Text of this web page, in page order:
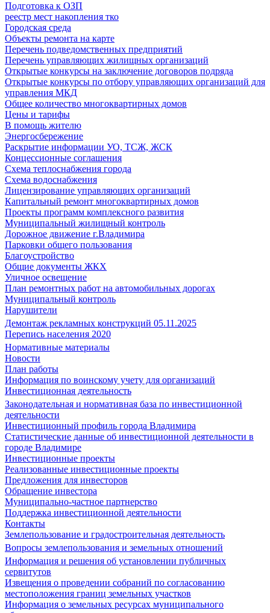
Подготовка к ОЗП
реестр мест накопления тко
Городская среда
Объекты ремонта на карте
Перечень подведомственных предприятий
Перечень управляющих жилищных организаций
Открытые конкурсы на заключение договоров подряда
Открытые конкурсы по отбору управляющих организаций для
управления МКД
Общее количество многоквартирных домов
Цены и тарифы
В помощь жителю
Энергосбережение
Раскрытие информации УО, ТСЖ, ЖСК
Концессионные соглашения
Схема теплоснабжения города
Схема водоснабжения
Лицензирование управляющих организаций
Капитальный ремонт многоквартирных домов
Проекты программ комплексного развития
Муниципальный жилищный контроль
Дорожное движение г.Владимира
Парковки общего пользования
Благоустройство
Общие документы ЖКХ
Уличное освещение
План ремонтных работ на автомобильных дорогах
Муниципальный контроль
Нарушители
Демонтаж рекламных конструкций 05.11.2025
Перепись населения 2020
Нормативные материалы
Новости
План работы
Информация по воинскому учету для организаций
Инвестиционная деятельность
Законодательная и нормативная база по инвестиционной
деятельности
Инвестиционный профиль города Владимира
Статистические данные об инвестиционной деятельности в
городе Владимире
Инвестиционные проекты
Реализованные инвестиционные проекты
Предложения для инвесторов
Обращение инвестора
Муниципально-частное партнерство
Поддержка инвестиционной деятельности
Контакты
Землепользование и градостроительная деятельность
Вопросы землепользования и земельных отношений
Информация и решения об установлении публичных
сервитутов
Извещения о проведении собраний по согласованию
местоположения границ земельных участков
Информация о земельных ресурсах муниципального